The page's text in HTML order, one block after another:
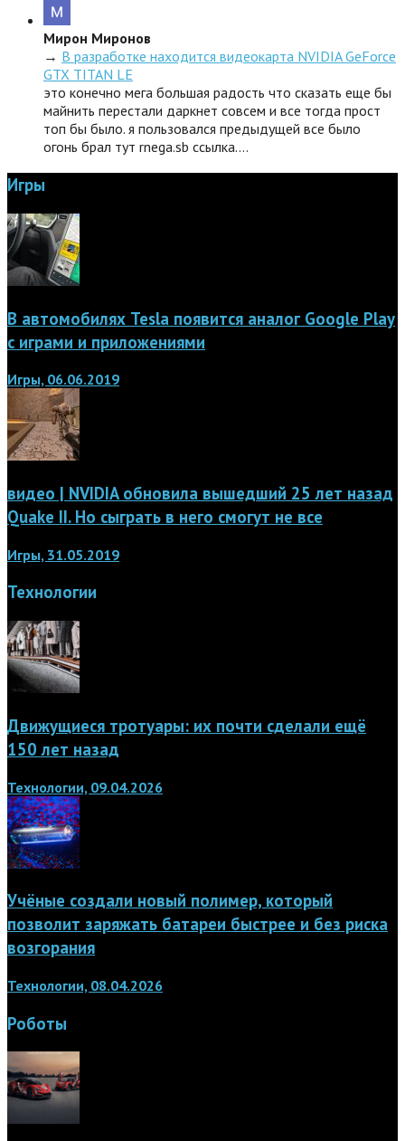
Мирон Миронов
→ В разработке находится видеокарта NVIDIA GeForce
GTX TITAN LE
это конечно мега большая радость что сказать еще бы
майнить перестали даркнет совсем и все тогда прост
топ бы было. я пользовался предыдущей все было
огонь брал тут rnega.sb ссылка.…
Игры
В автомобилях Tesla появится аналог Google Play
с играми и приложениями
Игры, 06.06.2019
видео | NVIDIA обновила вышедший 25 лет назад
Quake II. Но сыграть в него смогут не все
Игры, 31.05.2019
Технологии
Движущиеся тротуары: их почти сделали ещё
150 лет назад
Технологии, 09.04.2026
Учёные создали новый полимер, который
позволит заряжать батареи быстрее и без риска
возгорания
Технологии, 08.04.2026
Роботы